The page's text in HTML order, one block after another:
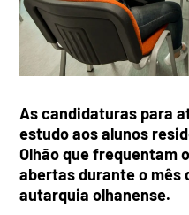
As candidaturas para
estudo aos alunos
Olhão que frequentam
abertas durante o mês
autarquia olhanense.